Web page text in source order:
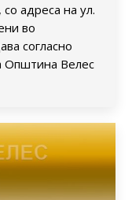
адреса на ул.
во
согласно
Општина Велес